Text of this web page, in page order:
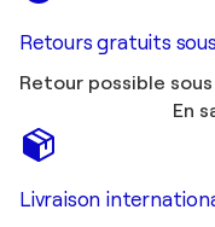
Retours gratuits
Retour possible
En
Livraison